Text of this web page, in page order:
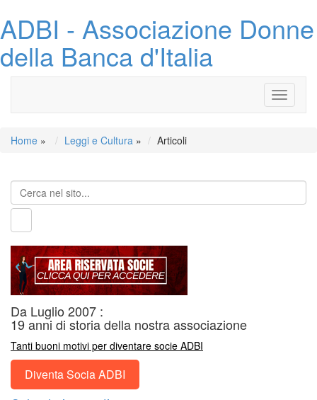
ADBI - Associazione Donne
della Banca d'Italia
Toggle
Home » Leggi e Cultura » Articoli
Da Luglio 2007 :
19 anni di storia della nostra associazione
Tanti buoni motivi per diventare socie ADBI
Diventa Socia ADBI